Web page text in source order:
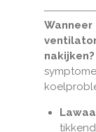
nakijken?